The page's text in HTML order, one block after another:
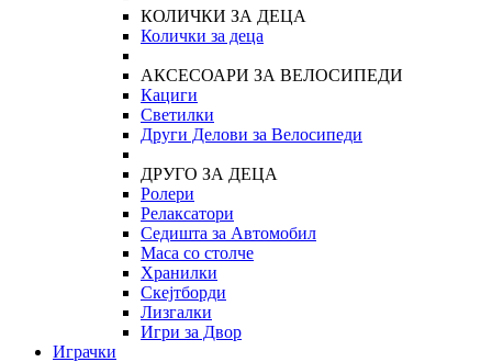
КОЛИЧКИ ЗА ДЕЦА
Колички за деца
АКСЕСОАРИ ЗА ВЕЛОСИПЕДИ
Кациги
Светилки
Други Делови за Велосипеди
ДРУГО ЗА ДЕЦА
Ролери
Релаксатори
Седишта за Автомобил
Маса со столче
Хранилки
Скејтборди
Лизгалки
Игри за Двор
Играчки